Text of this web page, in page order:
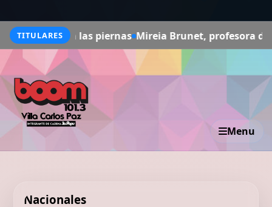
TITULARES
las piernas Mireia Brunet, profesora de
Menu
Nacionales